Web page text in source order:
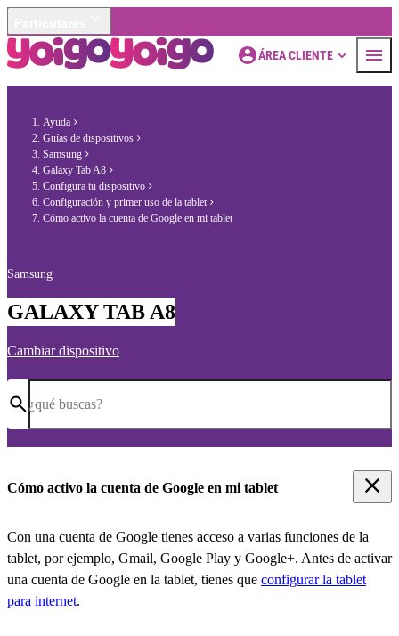
ÁREA CLIENTE
Ayuda
Guías de dispositivos
Samsung
Galaxy Tab A8
Configura tu dispositivo
Configuración y primer uso de la tablet
Cómo activo la cuenta de Google en mi tablet
Samsung
GALAXY TAB A8
Cambiar dispositivo
¿qué buscas?
Cómo activo la cuenta de Google en mi tablet
Con una cuenta de Google tienes acceso a varias funciones de la
tablet, por ejemplo, Gmail, Google Play y Google+. Antes de activar
una cuenta de Google en la tablet, tienes que configurar la tablet
para internet.